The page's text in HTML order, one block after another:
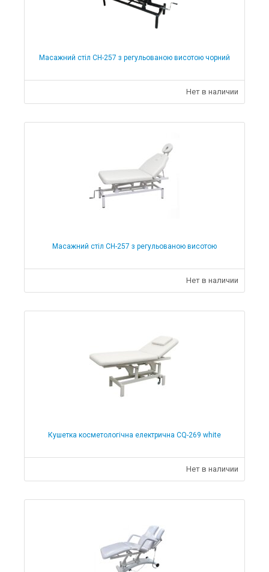
Масажний стіл СН-257 з регульованою висотою чорний
Нет в наличии
Масажний стіл СН-257 з регульованою висотою
Нет в наличии
Кушетка косметологічна електрична CQ-269 white
Нет в наличии